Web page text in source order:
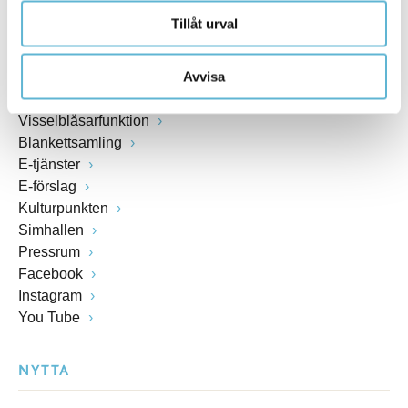
Tillåt urval
Avvisa
Öppettider växel och reception i kommunhuset
Anslagstavla
Felanmälan
Visselblåsarfunktion
Blankettsamling
E-tjänster
E-förslag
Kulturpunkten
Simhallen
Pressrum
Facebook
Instagram
You Tube
NYTTA